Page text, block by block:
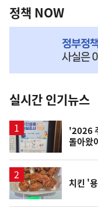
책
NOW,
뉴
스
정책 NOW
실시간 인기뉴스
'2026
돌아왔
치킨 '